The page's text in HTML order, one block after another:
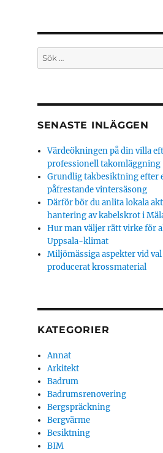
Sök
efter:
SENASTE INLÄGGEN
Värdeökningen på din villa
professionell takomläggning
Grundlig takbesiktning efter
påfrestande vintersäsong
Därför bör du anlita lokala
hantering av kabelskrot i
Hur man väljer rätt virke för
Uppsala-klimat
Miljömässiga aspekter vid
producerat krossmaterial
KATEGORIER
Annat
Arkitekt
Badrum
Badrumsrenovering
Bergspräckning
Bergvärme
Besiktning
BIM